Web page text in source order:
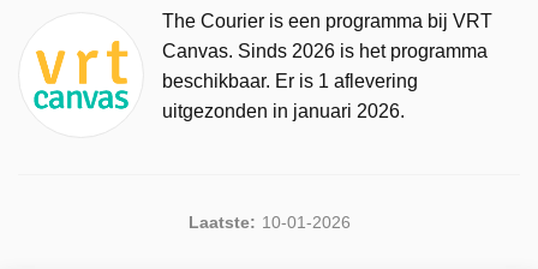
The Courier is een programma bij VRT
Canvas. Sinds 2026 is het programma
beschikbaar. Er is 1 aflevering
uitgezonden in januari 2026.
Laatste: 10-01-2026